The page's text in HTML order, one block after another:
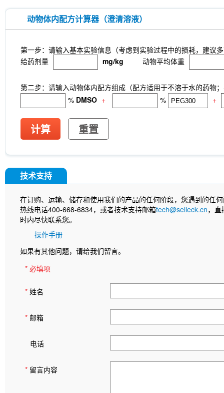
动物体内配方计算器（澄清溶液）
第一步：请输入基本实验信息（考虑到实验过程中的损耗，建议
给药剂量
mg/kg 动物平均体重
第二步：请输入动物体内配方组成（配方适用于不溶于水的药物
% DMSO + % +
计算 重置
技术支持
在订购、运输、储存和使用我们的产品的任何阶段，您遇到的任
热线电话400-668-6834，或者技术支持邮箱tech@selleck.cn，
时内尽快联系您。
操作手册
如果有其他问题，请给我们留言。
* 必填项
* 姓名
* 邮箱
电话
* 留言内容